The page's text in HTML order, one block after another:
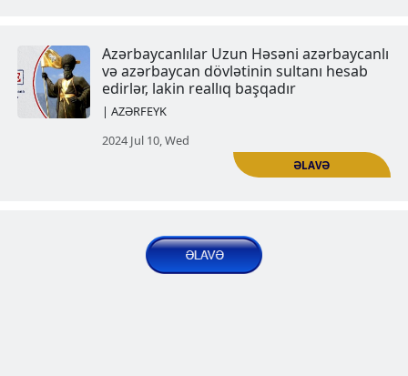
Azərbaycanlılar Qaraqoyunluları
azərbaycanlı kimi hesab edirlər,
reallıq başqadır
Nəşrlər | Məqalələr | AZƏRFEYK